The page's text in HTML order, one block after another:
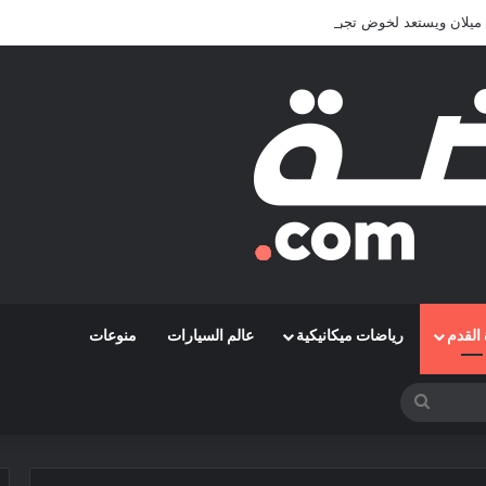
ويستعد لخوض تجربة جديدة خارج أوروبا
القدم رياضات ميكانيكية عالم السيارات منوعات
بحث